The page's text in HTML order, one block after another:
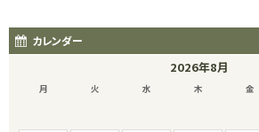
カレンダー
2026年8月
月 火 水 木 金